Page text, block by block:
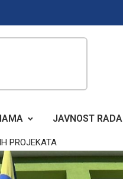
JAVNOST RADA
PROJEKATA